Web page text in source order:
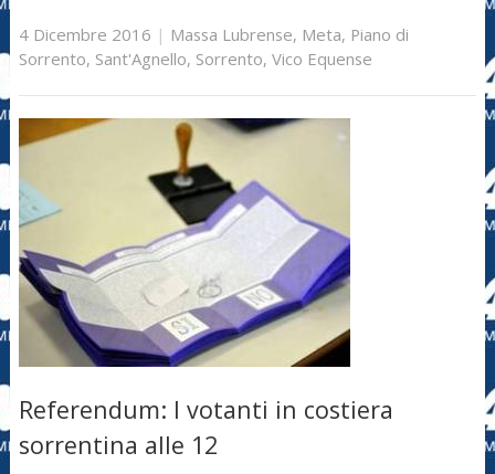
4 Dicembre 2016 | Massa Lubrense, Meta, Piano di
Sorrento, Sant'Agnello, Sorrento, Vico Equense
Referendum: I votanti in costiera
sorrentina alle 12